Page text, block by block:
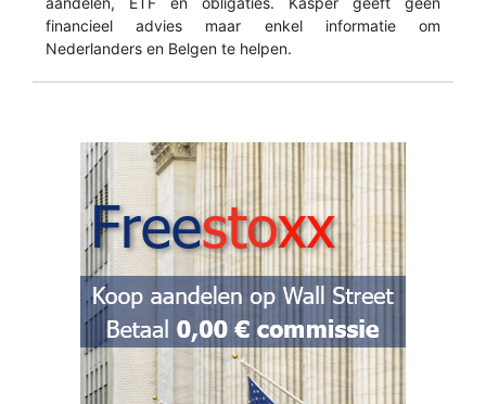
financieel advies maar enkel informatie om
Nederlanders en Belgen te helpen.